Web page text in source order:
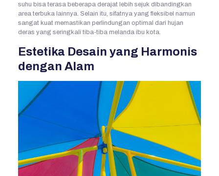
suhu bisa terasa beberapa derajat lebih sejuk dibandingkan
area terbuka lainnya. Selain itu, sifatnya yang fleksibel namun
sangat kuat memastikan perlindungan optimal dari hujan
deras yang seringkali tiba-tiba melanda ibu kota.
Estetika Desain yang Harmonis
dengan Alam